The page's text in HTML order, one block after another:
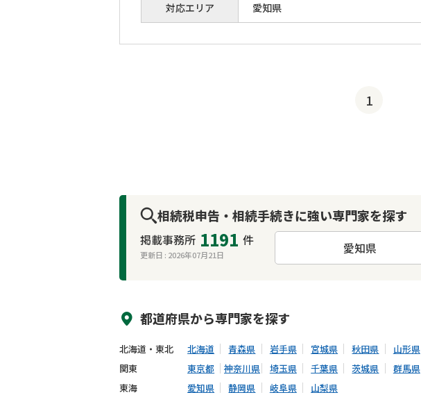
対応エリア 愛知県
1
相続税申告・相続手続きに強い専門家を探す
掲載事務所 1191 件
更新日 : 2026年07月21日 愛知県
都道府県から専門家を探す
北海道・東北 北海道 青森県 岩手県 宮城県 秋田県 山形県
関東
東京都 神奈川県 埼玉県 千葉県 茨城県 群馬県
東海
愛知県 静岡県 岐阜県
山梨県